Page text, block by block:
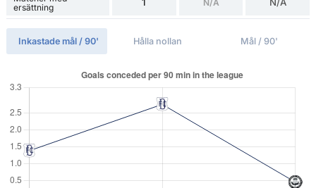
ersättning
1 N/A N/A
Inkastade mål / 90' Hålla nollan Mål / 90'